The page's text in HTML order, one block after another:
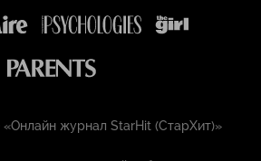
«Онлайн журнал StarHit (СтарХит)»